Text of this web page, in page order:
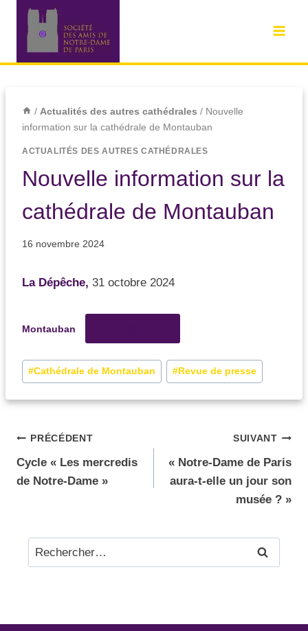
/ Actualités des autres cathédrales / Nouvelle
information sur la cathédrale de Montauban
ACTUALITÉS DES AUTRES CATHÉDRALES
Nouvelle information sur la
cathédrale de Montauban
16 novembre 2024
La Dépêche, 31 octobre 2024
Montauban
#Cathédrale de Montauban # Revue de presse
PRÉCÉDENT
Cycle « Les mercredis
de Notre-Dame »
SUIVANT
« Notre-Dame de Paris
aura-t-elle un jour son
musée ? »